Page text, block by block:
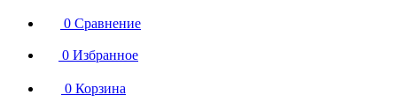
0 Сравнение
0 Избранное
0 Корзина